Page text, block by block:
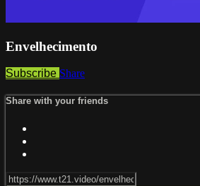
Envelhecimento
Subscribe Share
Share with your friends